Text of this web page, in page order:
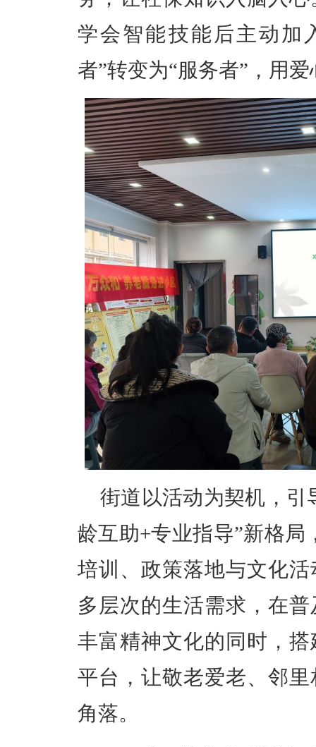
学会智能技能后主动加
者”转变为“服务者”，用
街道以活动为契机，引
龄互助+专业指导”新格
培训、政策落地与文化
多层次的生活需求，在
丰富精神文化的同时，
平台，让敬老爱老、邻
角落。